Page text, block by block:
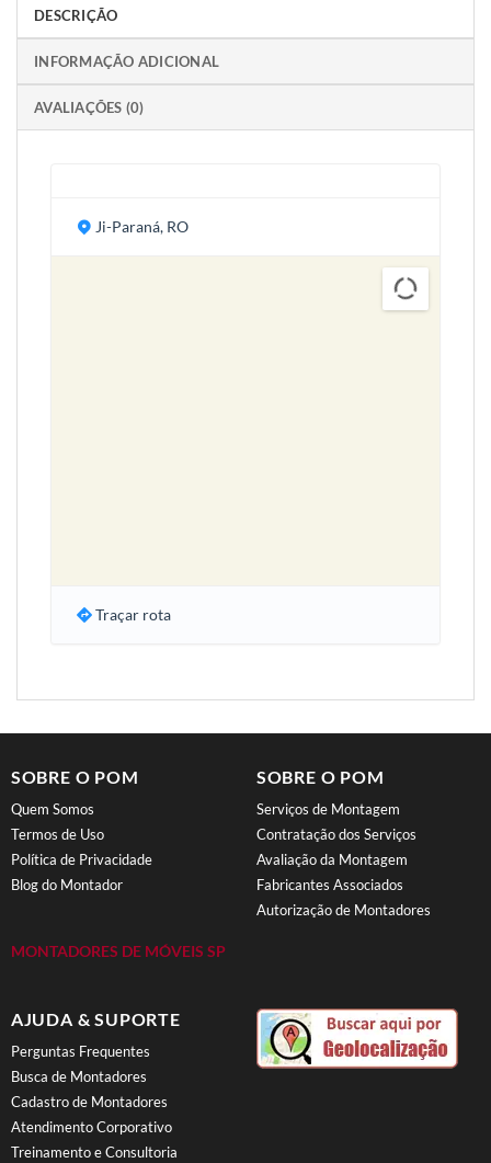
DESCRIÇÃO
INFORMAÇÃO ADICIONAL
AVALIAÇÕES (0)
Ji-Paraná, RO
Traçar rota
SOBRE O POM
Quem Somos
Termos de Uso
Política de Privacidade
Blog do Montador
MONTADORES DE MÓVEIS SP
SOBRE O POM
Serviços de Montagem
Contratação dos Serviços
Avaliação da Montagem
Fabricantes Associados
Autorização de Montadores
AJUDA & SUPORTE
Perguntas Frequentes
Busca de Montadores
Cadastro de Montadores
Atendimento Corporativo
Treinamento e Consultoria